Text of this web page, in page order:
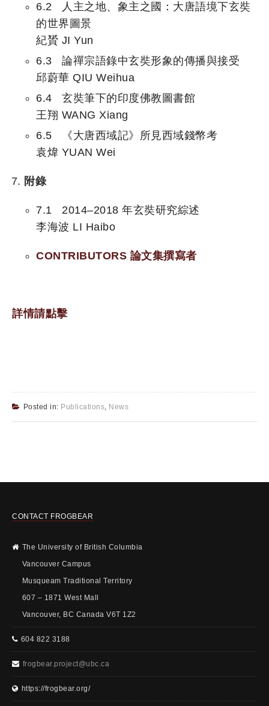
6.2 人主之地、象主之國：大唐語境下玄奘
的世界圖景
紀贇 JI Yun
6.3 論禪宗語錄中玄奘形象的傳播與接受
邱蔚華 QIU Weihua
6.4 玄奘筆下的印度佛教圖書館
王翔 WANG Xiang
6.5 《大唐西域記》所見西域錢幣考
袁煒 YUAN Wei
附錄
7.1 2014–2018 年玄奘研究綜述
李海波 LI Haibo
CONTRIBUTORS 論文集撰寫者
詳情請點擊
Posted in: Publications, News
CONTACT FROGBEAR
The University of British Columbia
Vancouver Campus
Musqueam Traditional Territory
607 – 1871 West Mall
Vancouver, BC Canada V6T 1Z2
604 822 3188
frogbear.project@ubc.ca
https://frogbear.org/